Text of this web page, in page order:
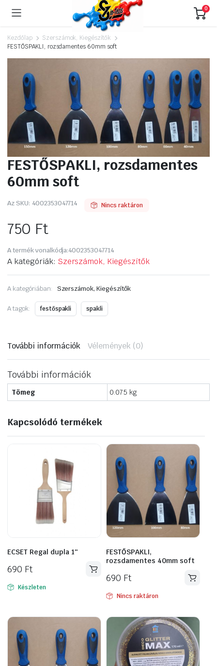
0
Kezdőlap
Szerszámok, Kiegészítők
FESTŐSPAKLI, rozsdamentes 60mm soft
FESTŐSPAKLI, rozsdamentes
60mm soft
Az SKU: 4002353047714 Nincs raktáron
750 Ft
A termék vonalkódja:4002353047714
A kategóriák: Szerszámok, Kiegészítők
A kategóriában: Szerszámok, Kiegészítők
A tagok: festőspakli spakli
További információk Vélemények (0)
További információk
Tömeg 0.075 kg
Kapcsolódó termékek
ECSET Regal dupla 1″
690 Ft
Készleten
FESTŐSPAKLI,
rozsdamentes 40mm soft
690 Ft
Nincs raktáron